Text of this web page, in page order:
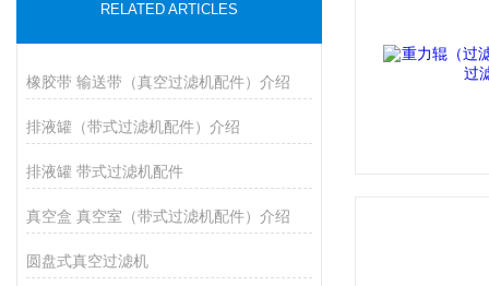
RELATED ARTICLES
橡胶带 输送带（真空过滤机配件）介绍
排液罐（带式过滤机配件）介绍
排液罐 带式过滤机配件
真空盒 真空室（带式过滤机配件）介绍
圆盘式真空过滤机